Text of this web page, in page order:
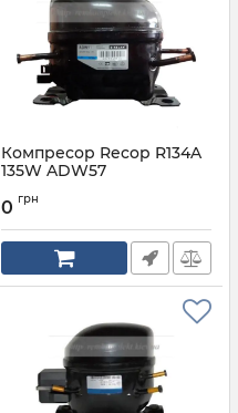
Компресор Recop R134A
135W ADW57
0 грн